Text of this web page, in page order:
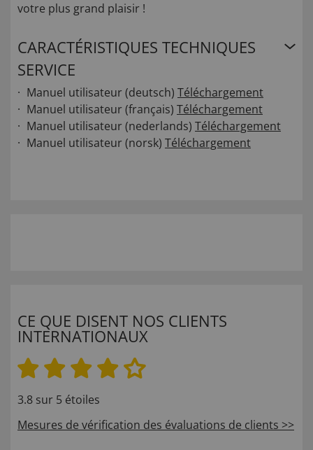
votre plus grand plaisir !
CARACTÉRISTIQUES TECHNIQUES
SERVICE
Manuel utilisateur (deutsch) Téléchargement
Manuel utilisateur (français) Téléchargement
Manuel utilisateur (nederlands) Téléchargement
Manuel utilisateur (norsk) Téléchargement
CE QUE DISENT NOS CLIENTS
INTERNATIONAUX
3.8 sur 5 étoiles
Mesures de vérification des évaluations de clients >>